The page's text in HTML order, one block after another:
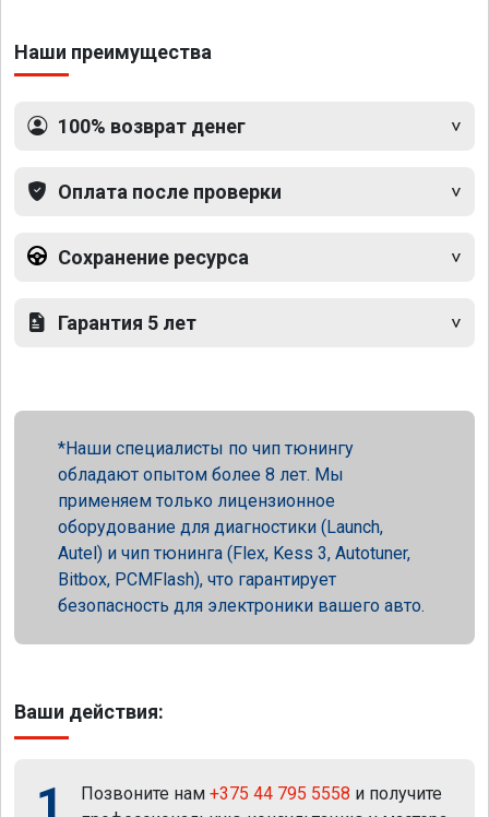
Наши преимущества
100% возврат денег
Оплата после проверки
Сохранение ресурса
Гарантия 5 лет
Наши специалисты по чип тюнингу
обладают опытом более 8 лет. Мы
применяем только лицензионное
оборудование для диагностики (Launch,
Autel) и чип тюнинга (Flex, Kess 3, Autotuner,
Bitbox, PCMFlash), что гарантирует
безопасность для электроники вашего авто.
Ваши действия:
1 Позвоните нам +375 44 795 5558 и получите